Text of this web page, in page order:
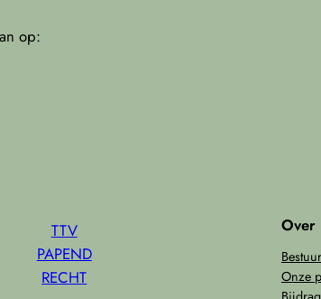
op:
TTV
PAPEND
RECHT
Over
Bestuur
Onze